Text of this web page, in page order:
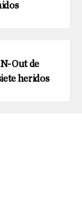
Out de
heridos